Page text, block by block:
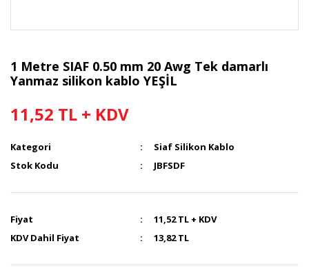
1 Metre SIAF 0.50 mm 20 Awg Tek damarlı
Yanmaz silikon kablo YEŞİL
11,52 TL + KDV
Kategori
Siaf Silikon Kablo
Stok Kodu
JBFSDF
Fiyat
11,52 TL + KDV
KDV Dahil Fiyat
13,82 TL